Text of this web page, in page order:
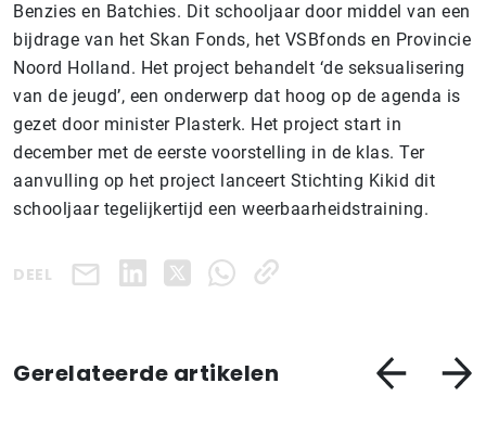
Benzies en Batchies. Dit schooljaar door middel van een
bijdrage van het Skan Fonds, het VSBfonds en Provincie
Noord Holland. Het project behandelt ‘de seksualisering
van de jeugd’, een onderwerp dat hoog op de agenda is
gezet door minister Plasterk. Het project start in
december met de eerste voorstelling in de klas. Ter
aanvulling op het project lanceert Stichting Kikid dit
schooljaar tegelijkertijd een weerbaarheidstraining.
DEEL
Gerelateerde artikelen